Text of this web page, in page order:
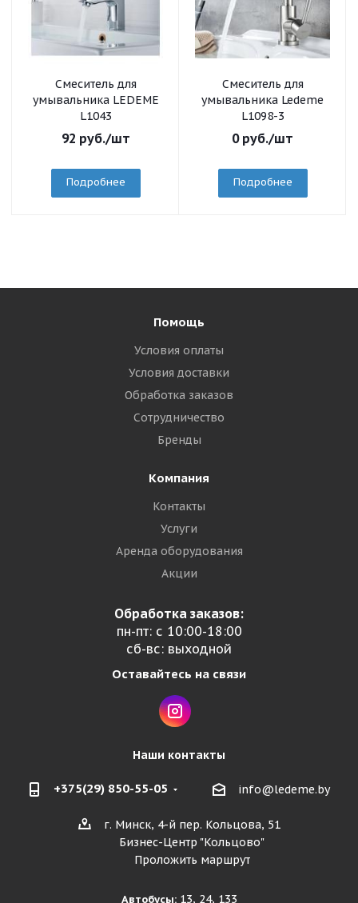
Смеситель для
умывальника LEDEME
L1043
92 руб./шт
Подробнее
Смеситель для
умывальника Ledeme
L1098-3
0руб./шт
Подробнее
Помощь
Условия оплаты
Условия доставки
Обработка заказов
Сотрудничество
Бренды
Компания
Контакты
Услуги
Аренда оборудования
Акции
Обработка заказов:
пн-пт: с 10:00-18:00
сб-вс: выходной
Оставайтесь на связи
Наши контакты
+375(29) 850-55-05 info@ledeme.by
г. Минск, 4-й пер. Кольцова, 51
Бизнес-Центр "Кольцово"
Проложить маршрут
Автобусы:13, 24, 133